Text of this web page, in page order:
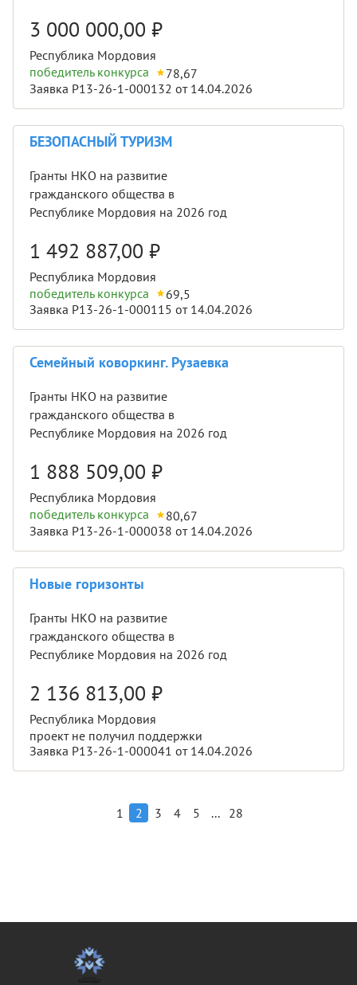
3 000 000,00 ₽
Республика Мордовия
победитель конкурса
78,67
Заявка Р13-26-1-000132 от 14.04.2026
БЕЗОПАСНЫЙ ТУРИЗМ
Гранты НКО на развитие
гражданского общества в
Республике Мордовия на 2026 год
1 492 887,00 ₽
Республика Мордовия
победитель конкурса
69,5
Заявка Р13-26-1-000115 от 14.04.2026
Семейный коворкинг. Рузаевка
Гранты НКО на развитие
гражданского общества в
Республике Мордовия на 2026 год
1 888 509,00 ₽
Республика Мордовия
победитель конкурса
80,67
Заявка Р13-26-1-000038 от 14.04.2026
Новые горизонты
Гранты НКО на развитие
гражданского общества в
Республике Мордовия на 2026 год
2 136 813,00 ₽
Республика Мордовия
проект не получил поддержки
Заявка Р13-26-1-000041 от 14.04.2026
1 2 3 4 5 ... 28